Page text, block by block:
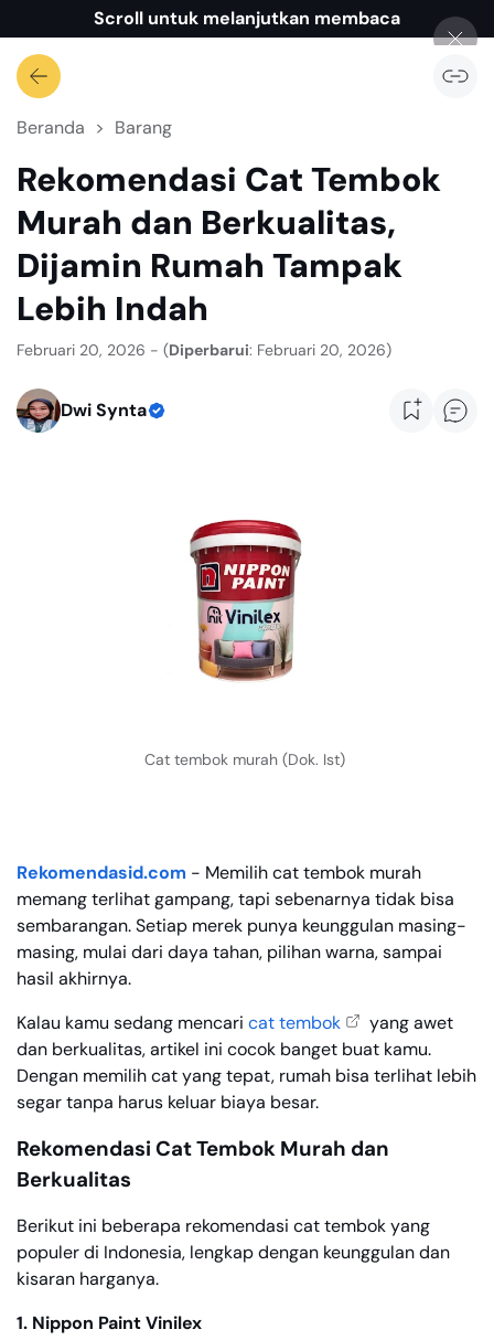
Scroll untuk melanjutkan membaca
Beranda Barang
Rekomendasi Cat Tembok
Murah dan Berkualitas,
Dijamin Rumah Tampak
Lebih Indah
Februari 20, 2026 - (Diperbarui: Februari 20, 2026)
Dwi Synta
Cat tembok murah (Dok. Ist)
Rekomendasid.com - Memilih cat tembok murah
memang terlihat gampang, tapi sebenarnya tidak bisa
sembarangan. Setiap merek punya keunggulan masing-
masing, mulai dari daya tahan, pilihan warna, sampai
hasil akhirnya.
Kalau kamu sedang mencari cat tembok
yang awet
dan berkualitas, artikel ini cocok banget buat kamu.
Dengan memilih cat yang tepat, rumah bisa terlihat lebih
segar tanpa harus keluar biaya besar.
Rekomendasi Cat Tembok Murah dan
Berkualitas
Berikut ini beberapa rekomendasi cat tembok yang
populer di Indonesia, lengkap dengan keunggulan dan
kisaran harganya.
1. Nippon Paint Vinilex